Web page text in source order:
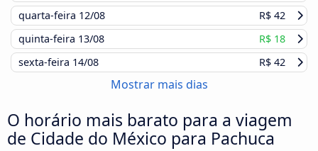
quarta-feira 12/08
R$ 42
quinta-feira 13/08
R$ 18
sexta-feira 14/08 R$ 42
Mostrar mais dias
O horário mais barato para a viagem
de Cidade do México para Pachuca